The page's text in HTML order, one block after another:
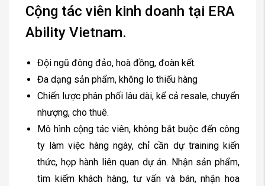
Cộng tác viên kinh doanh tại ERA
Ability Vietnam.
Đội ngũ đông đảo, hoà đồng, đoàn kết.
Đa dạng sản phẩm, không lo thiếu hàng
Chiến lược phân phối lâu dài, kể cả resale, chuyển
nhượng, cho thuê.
Mô hình cộng tác viên, không bắt buộc đến công
ty làm việc hàng ngày, chỉ cần dự training kiến
thức, họp hành liên quan dự án. Nhận sản phẩm,
tìm kiếm khách hàng, tư vấn và bán, nhận hoa